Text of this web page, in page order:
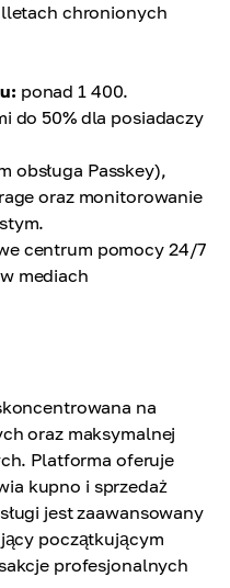
chronionych
ponad 1 400.
do 50% dla posiadaczy
obsługa Passkey),
oraz monitorowanie
centrum pomocy 24/7
mediach
na
oraz maksymalnej
Platforma oferuje
kupno i sprzedaż
jest zaawansowany
początkującym
profesjonalnych